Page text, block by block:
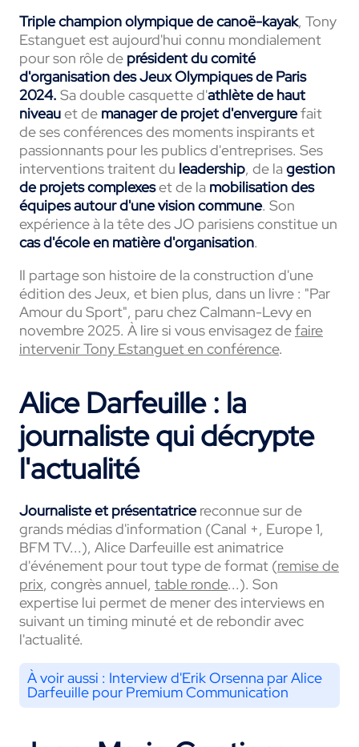
Triple champion olympique de canoë-kayak, Tony
Estanguet est aujourd'hui connu mondialement
pour son rôle de président du comité
d'organisation des Jeux Olympiques de Paris
2024. Sa double casquette d'athlète de haut
niveauet de manager de projet d'envergurefait
de ses conférences des moments inspirants et
passionnants pour les publics d'entreprises. Ses
interventions traitent du leadership, de lagestion
de projets complexeset de la mobilisation des
équipes autour d'une vision commune. Son
expérience à la tête des JO parisiens constitue un
cas d'école en matière d'organisation.
Il partage son histoire de la construction d'une
édition des Jeux, et bien plus, dans un livre : "Par
Amour du Sport", paru chezCalmann-Levy en
novembre 2025. À lire si vous envisagez defaire
intervenir Tony Estanguet en conférence.
Alice Darfeuille : la
journaliste qui décrypte
l'actualité
Journaliste et présentatricereconnue sur de
grands médias d'information (Canal +, Europe 1,
BFM TV...), Alice Darfeuille est animatrice
d'événement pour tout type de format (remise de
prix, congrès annuel, table ronde...). Son
expertise lui permet de mener des interviews en
suivant un timing minuté et de rebondir avec
l'actualité.
À voir aussi : Interview d'Erik Orsenna par Alice
Darfeuille pour Premium Communication